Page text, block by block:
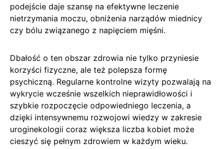
podejście daje szansę na efektywne leczenie
nietrzymania moczu, obniżenia narządów miednicy
czy bólu związanego z napięciem mięśni.
Dbałość o ten obszar zdrowia nie tylko przyniesie
korzyści fizyczne, ale też polepsza formę
psychiczną. Regularne kontrolne wizyty pozwalają na
wykrycie wcześnie wszelkich nieprawidłowości i
szybkie rozpoczęcie odpowiedniego leczenia, a
dzięki intensywnemu rozwojowi wiedzy w zakresie
uroginekologii coraz większa liczba kobiet może
cieszyć się pełnym zdrowiem w każdym wieku.